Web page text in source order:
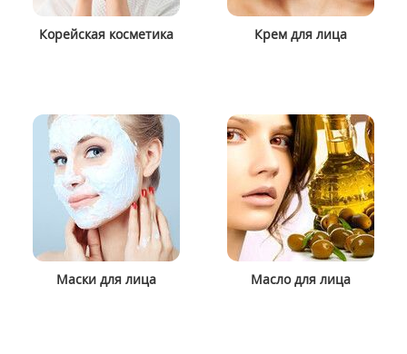
Корейская косметика Крем для лица
Маски для лица Масло для лица